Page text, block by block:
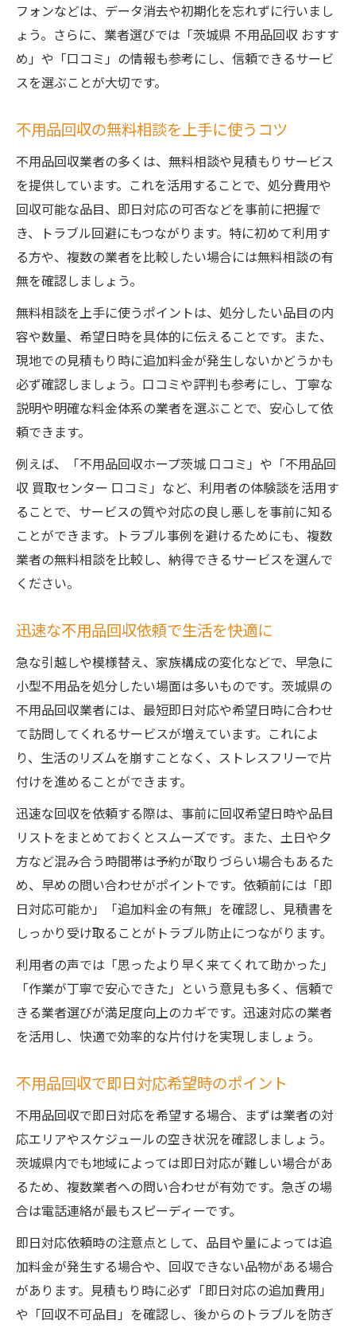
フォンなどは、データ消去や初期化を忘れずに行いまし
ょう。さらに、業者選びでは「茨城県 不用品回収 おすす
め」や「口コミ」の情報も参考にし、信頼できるサービ
スを選ぶことが大切です。
不用品回収の無料相談を上手に使うコツ
不用品回収業者の多くは、無料相談や見積もりサービス
を提供しています。これを活用することで、処分費用や
回収可能な品目、即日対応の可否などを事前に把握で
き、トラブル回避にもつながります。特に初めて利用す
る方や、複数の業者を比較したい場合には無料相談の有
無を確認しましょう。
無料相談を上手に使うポイントは、処分したい品目の内
容や数量、希望日時を具体的に伝えることです。また、
現地での見積もり時に追加料金が発生しないかどうかも
必ず確認しましょう。口コミや評判も参考にし、丁寧な
説明や明確な料金体系の業者を選ぶことで、安心して依
頼できます。
例えば、「不用品回収ホープ茨城 口コミ」や「不用品回
収 買取センター 口コミ」など、利用者の体験談を活用す
ることで、サービスの質や対応の良し悪しを事前に知る
ことができます。トラブル事例を避けるためにも、複数
業者の無料相談を比較し、納得できるサービスを選んで
ください。
迅速な不用品回収依頼で生活を快適に
急な引越しや模様替え、家族構成の変化などで、早急に
小型不用品を処分したい場面は多いものです。茨城県の
不用品回収業者には、最短即日対応や希望日時に合わせ
て訪問してくれるサービスが増えています。これによ
り、生活のリズムを崩すことなく、ストレスフリーで片
付けを進めることができます。
迅速な回収を依頼する際は、事前に回収希望日時や品目
リストをまとめておくとスムーズです。また、土日や夕
方など混み合う時間帯は予約が取りづらい場合もあるた
め、早めの問い合わせがポイントです。依頼前には「即
日対応可能か」「追加料金の有無」を確認し、見積書を
しっかり受け取ることがトラブル防止につながります。
利用者の声では「思ったより早く来てくれて助かった」
「作業が丁寧で安心できた」という意見も多く、信頼で
きる業者選びが満足度向上のカギです。迅速対応の業者
を活用し、快適で効率的な片付けを実現しましょう。
不用品回収で即日対応希望時のポイント
不用品回収で即日対応を希望する場合、まずは業者の対
応エリアやスケジュールの空き状況を確認しましょう。
茨城県内でも地域によっては即日対応が難しい場合があ
るため、複数業者への問い合わせが有効です。急ぎの場
合は電話連絡が最もスピーディーです。
即日対応依頼時の注意点として、品目や量によっては追
加料金が発生する場合や、回収できない品物がある場合
があります。見積もり時に必ず「即日対応の追加費用」
や「回収不可品目」を確認し、後からのトラブルを防ぎ